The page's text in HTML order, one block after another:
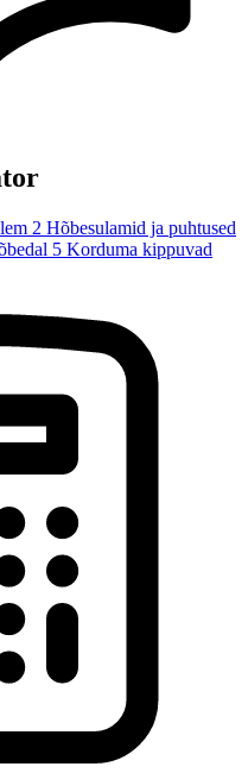
2 Hõbesulamid ja puhtused
5 Korduma kippuvad